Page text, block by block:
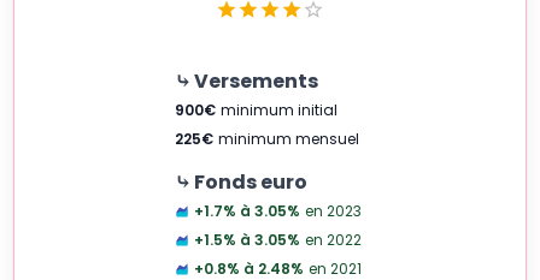
⤷ Versements
900€ minimum initial
225€ minimum mensuel
⤷ Fonds euro
+1.7% à 3.05% en 2023
+1.5% à 3.05% en 2022
+0.8% à 2.48% en 2021